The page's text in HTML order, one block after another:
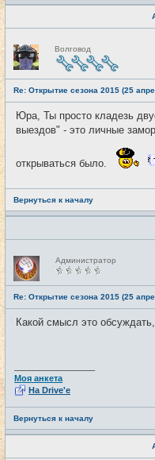
Н
е
в
с
е
т
и
Волговод
Re: Открытие сезона 2015 (25
Юра, Ты просто кладезь
выездов" - это личные
открываться было.
Вернуться к началу
Н
е
в
с
е
т
и
Администратор
Re: Открытие сезона 2015 (25
Какой смысл это
Моя анкета
На Drive'e
Вернуться к началу